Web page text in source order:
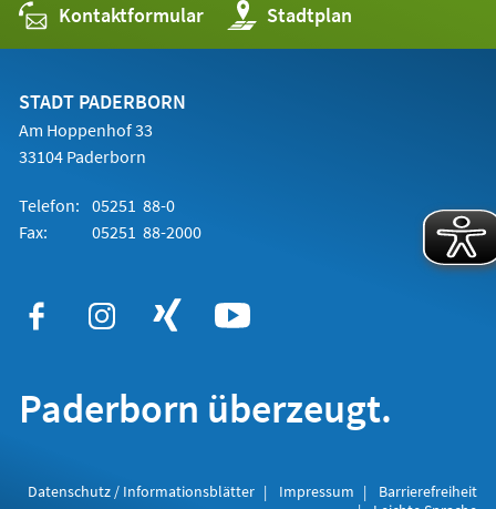
Kontaktformular Stadtplan
(Öffnet
in
einem
STADT PADERBORN
Am Hoppenhof 33
33104 Paderborn
Telefon: 05251 88-0
Fax:
05251 88-2000
Paderborn überzeugt.
Datenschutz / Informationsblätter Impressum
Barrierefreiheit